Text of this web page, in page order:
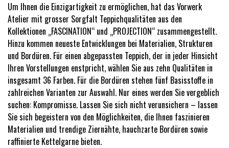
Um Ihnen die Einzigartigkeit zu ermöglichen, hat das Vorwerk
Atelier mit grosser Sorgfalt Teppichqualitäten aus den
Kollektionen „FASCINATION“ und „PROJECTION“ zusammengestellt.
Hinzu kommen neueste Entwicklungen bei Materialien, Strukturen
und Bordüren. Für einen abgepassten Teppich, der in jeder Hinsicht
Ihren Vorstellungen enstpricht, wählen Sie aus zehn Qualitäten in
insgesamt 36 Farben. Für die Bordüren stehen fünf Basisstoffe in
zahlreichen Varianten zur Auswahl. Nur eines werden Sie vergeblich
suchen: Kompromisse. Lassen Sie sich nicht verunsichern – lassen
Sie sich begeistern von den Möglichkeiten, die Ihnen faszinieren
Materialien und trendige Ziernähte, hauchzarte Bordüren sowie
raffinierte Kettelgarne bieten.